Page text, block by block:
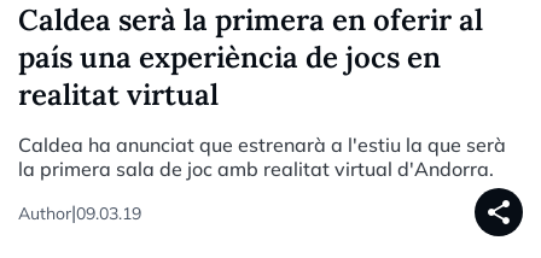
Caldea serà la primera en oferir al
país una experiència de jocs en
realitat virtual
Caldea ha anunciat que estrenarà a l'estiu la que serà
la primera sala de joc amb realitat virtual d'Andorra.
Author|09.03.19 share